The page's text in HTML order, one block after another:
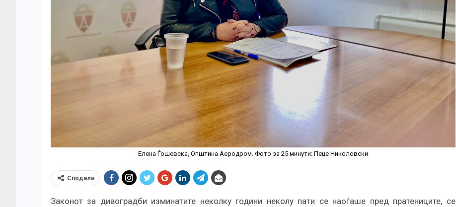
Елена Ѓошевска, Општина Аеродром. Фото за 25 минути: Пеце Николовски
Сподели
Законот за дивоградби изминатите неколку години неколу пати се наоѓаше пред пратениците, се